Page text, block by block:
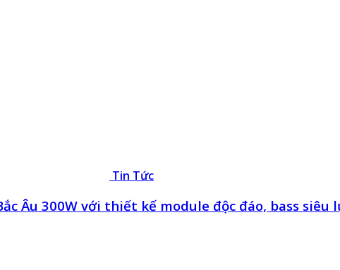
Tin Tức
Âu 300W với thiết kế module độc đáo, bass siêu